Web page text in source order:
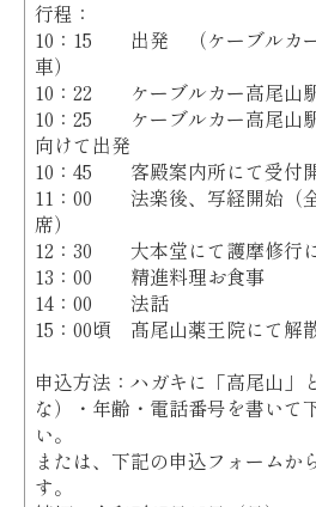
行程：
10：15 出発 （ケーブルカー
車）
10：22 ケーブルカー高尾山
10：25 ケーブルカー高尾山
向けて出発
10：45 客殿案内所にて受付
11：00 法楽後、写経開始（
席）
12：30 大本堂にて護摩修行
13：00 精進料理お食事
14：00 法話
15：00頃 髙尾山薬王院にて解
申込方法：ハガキに「高尾山」
な）・年齢・電話番号を書いて
い。
または、下記の申込フォームか
す。